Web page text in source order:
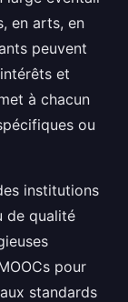
en arts, en
peuvent
et
à chacun
ou
institutions
de qualité
pour
standards